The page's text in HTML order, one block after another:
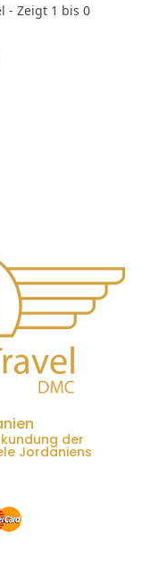
- Zeigt 1 bis 0
der
Jordaniens